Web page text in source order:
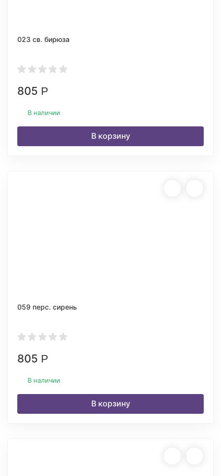
023 св. бирюза
805 Р
В наличии
В корзину
059 перс. сирень
805 Р
В наличии
В корзину